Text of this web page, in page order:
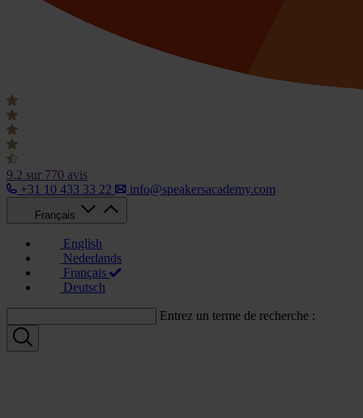
9.2 sur 770 avis
+31 10 433 33 22
info@speakersacademy.com
Français
English
Nederlands
Français
Deutsch
Entrez un terme de recherche :